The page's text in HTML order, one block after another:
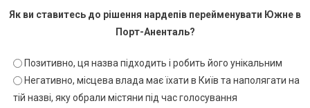
Як ви ставитесь до рішення нардепів перейменувати Южне в
Порт-Аненталь?
Позитивно, ця назва підходить і робить його унікальним
Негативно, місцева влада має їхати в Київ та наполягати на
тій назві, яку обрали містяни під час голосування